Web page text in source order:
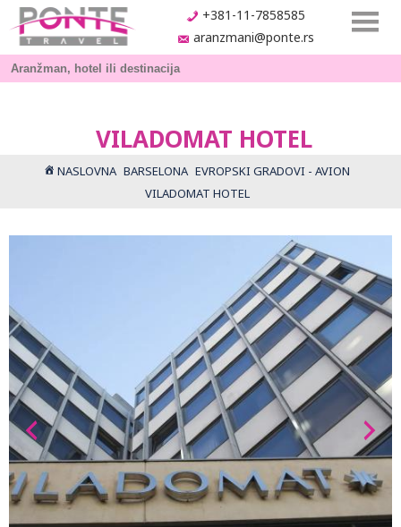
+381-11-7858585
aranzmani@ponte.rs
VILADOMAT HOTEL
NASLOVNA BARSELONA EVROPSKI GRADOVI - AVION
VILADOMAT HOTEL